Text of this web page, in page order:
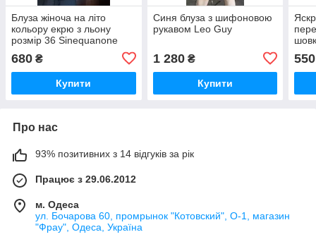
Блуза жіноча на літо
кольору екрю з льону
розмір 36 Sinequanone
680 ₴
Купити
Синя блуза з шифоновою
рукавом Leo Guy
1 280₴
Купити
550
Про нас
93% позитивних з 14 відгуків за рік
Працює з 29.06.2012
м. Одеса
ул. Бочарова 60, промрынок "Котовский", О-1, магазин
"Фрау", Одеса, Україна